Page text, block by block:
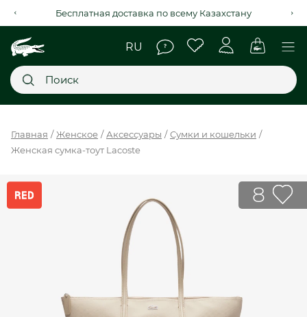
Рассрочка на 4 месяца через Kaspi Red+
НОВИНКИ
SALE
МЫ LACOSTE
Главная Женское Аксессуары
Сумки и кошельки
Женская сумка-тоут Lacoste
8